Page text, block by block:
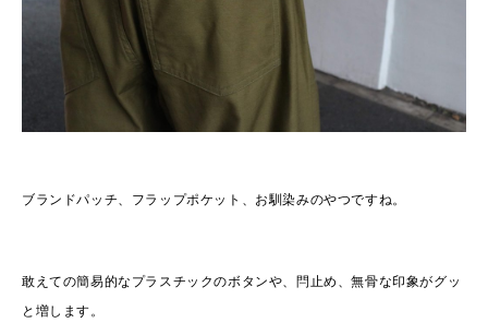
ブランドパッチ、フラップポケット、お馴染みのやつですね。
敢えての簡易的なプラスチックのボタンや、閂止め、無骨な印象がグッ
と増します。